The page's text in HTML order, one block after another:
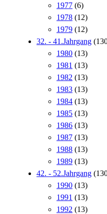
1977 (6)
1978 (12)
1979 (12)
32. - 41.Jahrgang
1980 (13)
1981 (13)
1982 (13)
1983 (13)
1984 (13)
1985 (13)
1986 (13)
1987 (13)
1988 (13)
1989 (13)
42. - 52.Jahrgang
1990 (13)
1991 (13)
1992 (13)